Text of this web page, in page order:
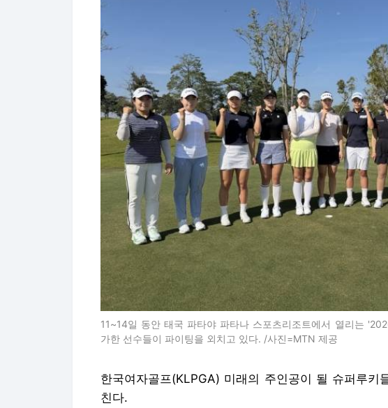
11~14일 동안 태국 파타야 파타나 스포츠리조트에서 열리는
가한 선수들이 파이팅을 외치고 있다. /사진=MTN 제공
한국여자골프(KLPGA) 미래의 주인공이 될 슈퍼루키
친다.